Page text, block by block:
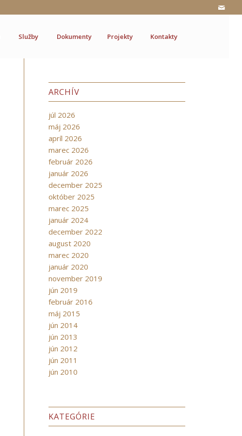
Služby Dokumenty Projekty Kontakty
ARCHÍV
júl 2026
máj 2026
apríl 2026
marec 2026
február 2026
január 2026
december 2025
október 2025
marec 2025
január 2024
december 2022
august 2020
marec 2020
január 2020
november 2019
jún 2019
február 2016
máj 2015
jún 2014
jún 2013
jún 2012
jún 2011
jún 2010
KATEGÓRIE